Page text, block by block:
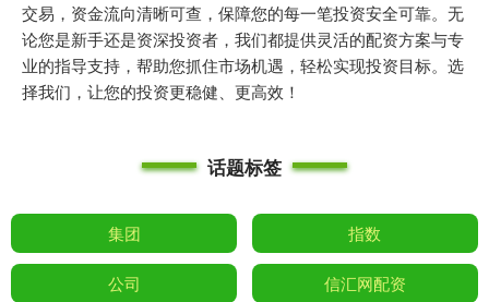
交易，资金流向清晰可查，保障您的每一笔投资安全可靠。无
论您是新手还是资深投资者，我们都提供灵活的配资方案与专
业的指导支持，帮助您抓住市场机遇，轻松实现投资目标。选
择我们，让您的投资更稳健、更高效！
话题标签
集团 指数
公司 信汇网配资